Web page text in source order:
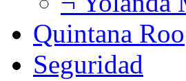
Quintana Roo
Seguridad